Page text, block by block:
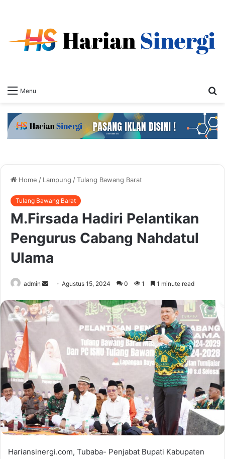
Menu
Home / Lampung /Tulang Bawang Barat
Tulang Bawang Barat
M.Firsada Hadiri Pelantikan
Pengurus Cabang Nahdatul
Ulama
admin
Send
email
Agustus 15, 2024 0 1 1 minute read
Hariansinergi.com, Tubaba- Penjabat Bupati Kabupaten